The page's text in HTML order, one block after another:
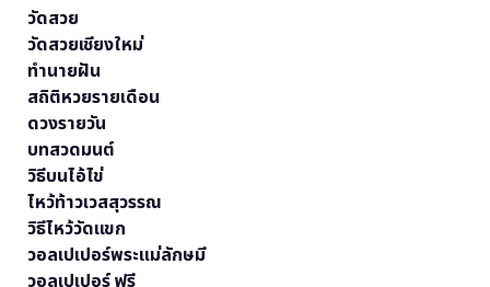
วัดสวย
วัดสวยเชียงใหม่
ทำนายฝัน
สถิติหวยรายเดือน
ดวงรายวัน
บทสวดมนต์
วิธีบนไอ้ไข่
ไหว้ท้าวเวสสุวรรณ
วิธีไหว้วัดแขก
วอลเปเปอร์พระแม่ลักษมี
วอลเปเปอร์ ฟรี